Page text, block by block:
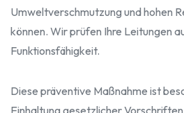
Umweltverschmutzung und hohen
können. Wir prüfen Ihre Leitungen
Funktionsfähigkeit.
Diese präventive Maßnahme ist
Einhaltung gesetzlicher